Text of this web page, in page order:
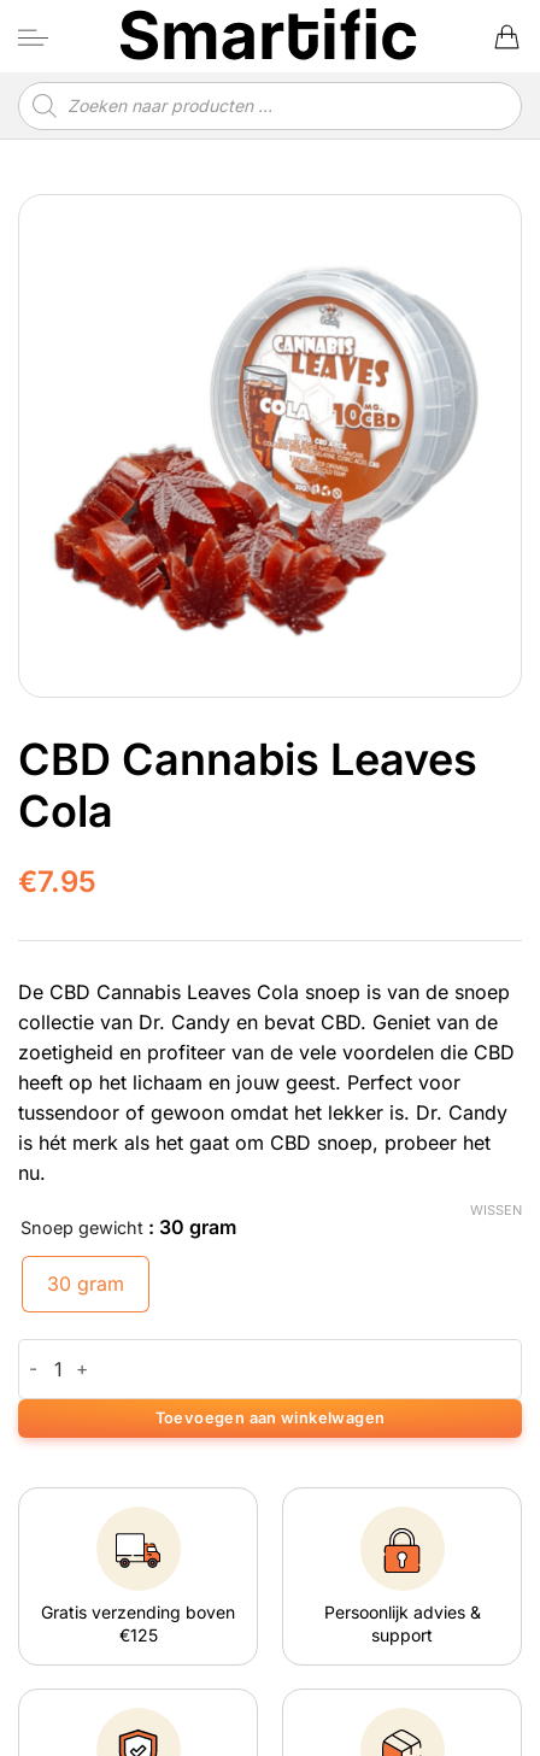
naar
Producten
zoeken
CBD Cannabis Leaves
Cola
€7.95
De CBD Cannabis Leaves Cola snoep is van de snoep
collectie van Dr. Candy en bevat CBD. Geniet van de
zoetigheid en profiteer van de vele voordelen die CBD
heeft op het lichaam en jouw geest. Perfect voor
tussendoor of gewoon omdat het lekker is. Dr. Candy
is hét merk als het gaat om CBD snoep, probeer het
nu.
Snoep gewicht : 30 gram
30 gram
WISSEN
Toevoegen aan winkelwagen
Gratis verzending boven
€125
Persoonlijk advies &
support